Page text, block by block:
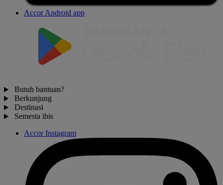
Accor Android app
Butuh bantuan?
Berkunjung
Destinasi
Semesta ibis
Accor Instagram